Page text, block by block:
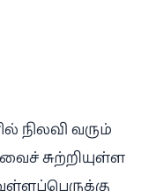
நிலவி வரும்
சுற்றியுள்ள